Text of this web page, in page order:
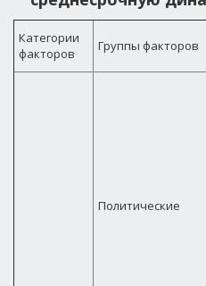
Категории
факторов
Группы факторов
Политические